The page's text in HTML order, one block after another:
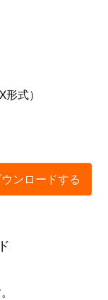
式）
ンロードする